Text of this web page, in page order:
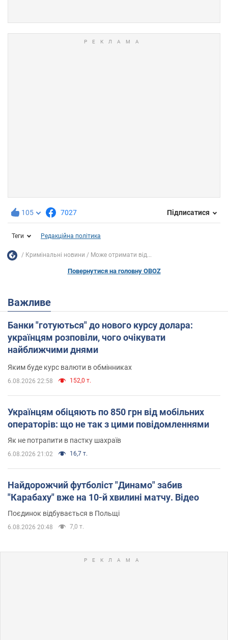
105 7027 Підписатися
Теги Редакційна політика
Кримінальні новини Може отримати від...
Повернутися на головну OBOZ
Важливе
Банки "готуються" до нового курсу долара:
українцям розповіли, чого очікувати
найближчими днями
Яким буде курс валюти в обмінниках
6.08.2026 22:58 152,0 т.
Українцям обіцяють по 850 грн від мобільних
операторів: що не так з цими повідомленнями
Як не потрапити в пастку шахраїв
6.08.2026 21:02 16,7 т.
Найдорожчий футболіст "Динамо" забив
"Карабаху" вже на 10-й хвилині матчу. Відео
Поєдинок відбувається в Польщі
6.08.2026 20:48 7,0 т.